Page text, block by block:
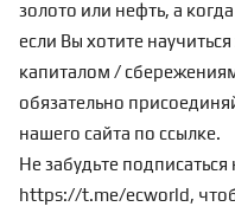
золото или нефть, а
если Вы хотите
капиталом /
обязательно
нашего сайта по ссылке.
Не забудьте
https://t.me/ecworld,